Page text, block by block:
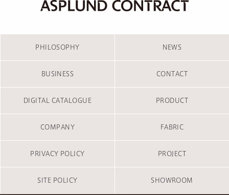
PHILOSOPHY NEWS
BUSINESS CONTACT
DIGITAL CATALOGUE PRODUCT
COMPANY FABRIC
PRIVACY POLICY PROJECT
SITE POLICY SHOWROOM